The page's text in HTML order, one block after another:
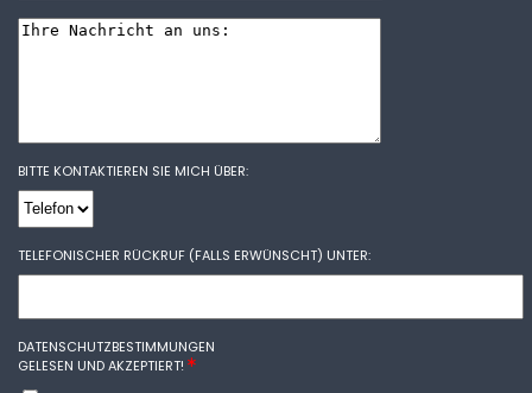
BITTE KONTAKTIEREN SIE MICH ÜBER:
TELEFONISCHER RÜCKRUF (FALLS ERWÜNSCHT) UNTER:
DATENSCHUTZBESTIMMUNGEN
GELESEN UND AKZEPTIERT!